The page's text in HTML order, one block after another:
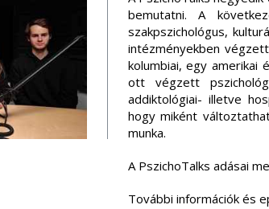
bemutatni. A
szakpszichológus,
intézményekben
kolumbiai, egy amerikai
ott végzett
addiktológiai- illetve
hogy miként
munka.
A PszichoTalks adásai
További információk és